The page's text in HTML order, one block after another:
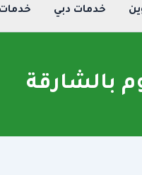
خدمات دبي
بالشارقة